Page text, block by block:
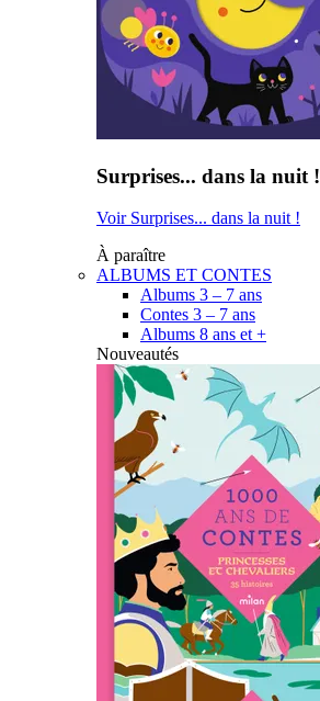
Surprises... dans la nuit !
Voir Surprises... dans la nuit !
À paraître
ALBUMS ET CONTES
Albums 3 – 7 ans
Contes 3 – 7 ans
Albums 8 ans et +
Nouveautés